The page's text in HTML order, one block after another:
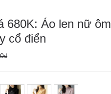
680K: Áo len nữ ôm
cổ điển